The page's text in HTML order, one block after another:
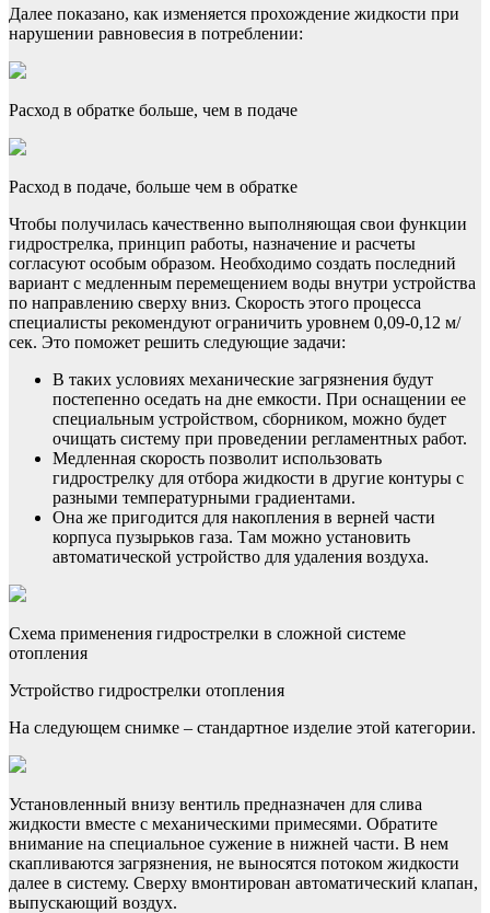
Далее показано, как изменяется прохождение жидкости при
нарушении равновесия в потреблении:
Расход в обратке больше, чем в подаче
Расход в подаче, больше чем в обратке
Чтобы получилась качественно выполняющая свои функции
гидрострелка, принцип работы, назначение и расчеты
согласуют особым образом. Необходимо создать последний
вариант с медленным перемещением воды внутри устройства
по направлению сверху вниз. Скорость этого процесса
специалисты рекомендуют ограничить уровнем 0,09-0,12 м/
сек. Это поможет решить следующие задачи:
В таких условиях механические загрязнения будут
постепенно оседать на дне емкости. При оснащении ее
специальным устройством, сборником, можно будет
очищать систему при проведении регламентных работ.
Медленная скорость позволит использовать
гидрострелку для отбора жидкости в другие контуры с
разными температурными градиентами.
Она же пригодится для накопления в верней части
корпуса пузырьков газа. Там можно установить
автоматической устройство для удаления воздуха.
Схема применения гидрострелки в сложной системе
отопления
Устройство гидрострелки отопления
На следующем снимке – стандартное изделие этой категории.
Установленный внизу вентиль предназначен для слива
жидкости вместе с механическими примесями. Обратите
внимание на специальное сужение в нижней части. В нем
скапливаются загрязнения, не выносятся потоком жидкости
далее в систему. Сверху вмонтирован автоматический клапан,
выпускающий воздух.